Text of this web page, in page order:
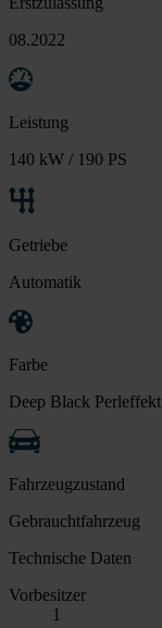
08.2022
Leistung
140 kW / 190 PS
Getriebe
Automatik
Farbe
Deep Black Perleffekt
Fahrzeugzustand
Gebrauchtfahrzeug
Technische Daten
Vorbesitzer
1